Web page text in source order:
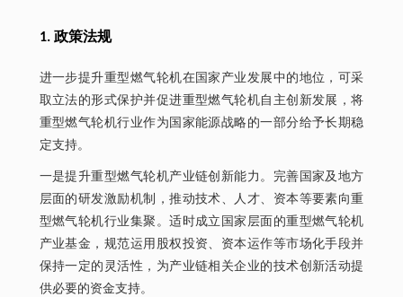
1. 政策法规
进一步提升重型燃气轮机在国家产业发展中的地位，可采
取立法的形式保护并促进重型燃气轮机自主创新发展，将
重型燃气轮机行业作为国家能源战略的一部分给予长期稳
定支持。
一是提升重型燃气轮机产业链创新能力。完善国家及地方
层面的研发激励机制，推动技术、人才、资本等要素向重
型燃气轮机行业集聚。适时成立国家层面的重型燃气轮机
产业基金，规范运用股权投资、资本运作等市场化手段并
保持一定的灵活性，为产业链相关企业的技术创新活动提
供必要的资金支持。